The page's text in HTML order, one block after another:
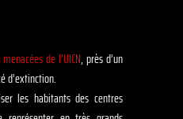
de l’UICN, près d’un
d’extinction.
les habitants des centres